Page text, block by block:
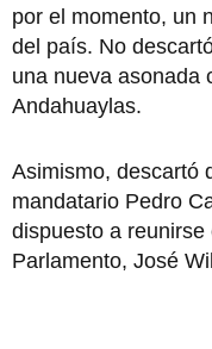
por el momento, un
del país. No
una nueva asonada
Andahuaylas.
Asimismo, descartó
mandatario Pedro
dispuesto a
Parlamento, José